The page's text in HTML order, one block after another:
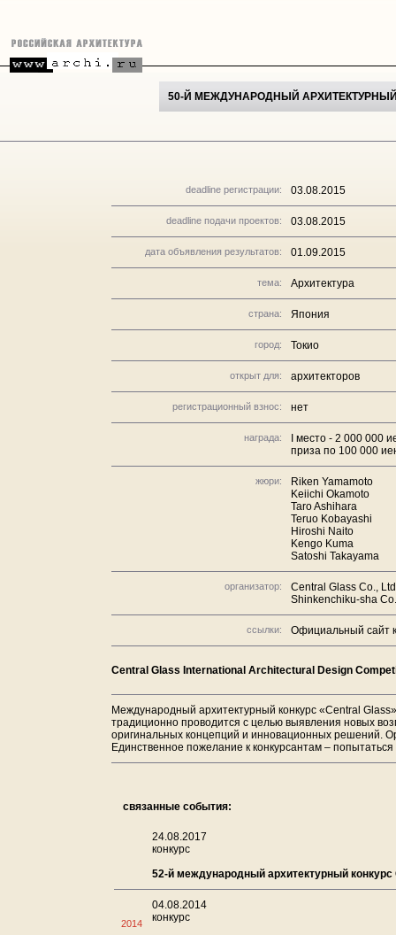
50-Й МЕЖДУНАРОДНЫЙ АРХИТЕКТУРНЫЙ
deadline регистрации: 03.08.2015
deadline подачи проектов: 03.08.2015
дата объявления результатов: 01.09.2015
тема: Архитектура
страна: Япония
город: Токио
открыт для: архитекторов
регистрационный взнос: нет
награда:
I место - 2 000 000
приза по 100 000
жюри:
Riken Yamamoto
Keiichi Okamoto
Taro Ashihara
Teruo Kobayashi
Hiroshi Naito
Kengo Kuma
Satoshi Takayama
организатор:
Central Glass Co.,
Shinkenchiku-sha
ссылки: Официальный сайт
Central Glass International Architectural Design
Международный архитектурный конкурс «Central
традиционно проводится с целью выявления новых
оригинальных концепций и инновационных решений.
Единственное пожелание к конкурсантам –
связанные события:
24.08.2017
конкурс
52-й международный архитектурный конкурс
2014
04.08.2014
конкурс